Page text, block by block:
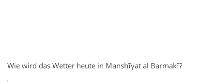
Wie wird das Wetter heute in Manshīyat al Barmakī?